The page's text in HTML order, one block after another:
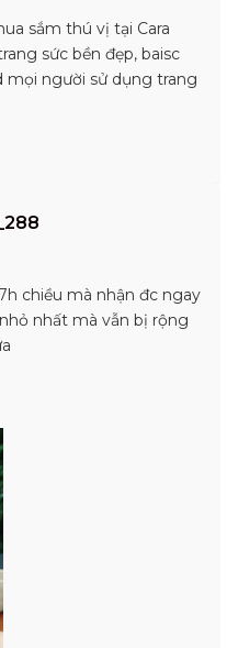
sắm thú vị tại Cara
sức bền đẹp, baisc
người sử dụng trang
chiều mà nhận đc ngay
nhất mà vẫn bị rộng